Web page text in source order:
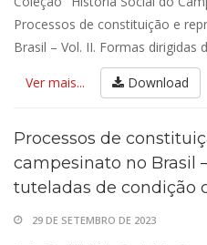
Processos de constituição e
Brasil – Vol. II. Formas
Ver mais... Download
Processos de
campesinato no Brasil
tuteladas de condição
29 DE SETEMBRO DE 2023